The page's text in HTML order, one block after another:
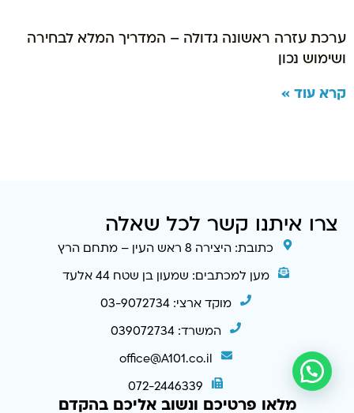
ערכת עזרה ראשונה גדולה – המדריך המלא לבחירה
ושימוש נכון
קרא עוד »
צרו איתנו קשר לכל שאלה
כתובת: היצירה 8 ראש העין – מתחם הרץ
מען למכתבים: שמעון בן שטח 44 אלעד
מוקד ארצי: 03-9072734
המשרד: 039072734
office@A101.co.il
072-2446339
מלאו פרטיכם ונשוב אליכם בהקדם